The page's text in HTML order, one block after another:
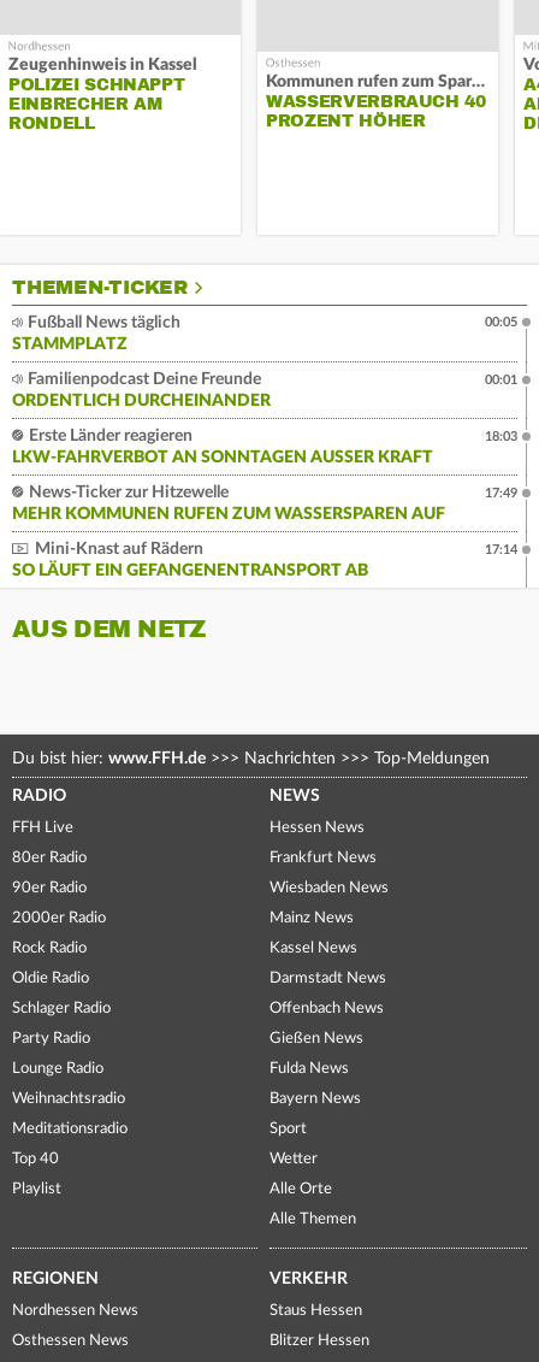
Zeugenhinweis in Kassel
POLIZEI SCHNAPPT
EINBRECHER AM
RONDELL
Kommunen rufen zum Sparen auf
WASSERVERBRAUCH 40
PROZENT HÖHER
THEMEN-TICKER
Fußball News täglich
STAMMPLATZ
00:05
Familienpodcast Deine Freunde
ORDENTLICH DURCHEINANDER
00:01
Erste Länder reagieren
LKW-FAHRVERBOT AN SONNTAGEN AUSSER KRAFT
18:03
News-Ticker zur Hitzewelle
MEHR KOMMUNEN RUFEN ZUM WASSERSPAREN AUF
17:49
Mini-Knast auf Rädern
SO LÄUFT EIN GEFANGENENTRANSPORT AB
17:14
AUS DEM NETZ
Du bist hier: www.FFH.de >>> Nachrichten >>> Top-Meldungen
RADIO
FFH Live
80er Radio
90er Radio
2000er Radio
Rock Radio
Oldie Radio
Schlager Radio
Party Radio
Lounge Radio
Weihnachtsradio
Meditationsradio
Top 40
Playlist
NEWS
Hessen News
Frankfurt News
Wiesbaden News
Mainz News
Kassel News
Darmstadt News
Offenbach News
Gießen News
Fulda News
Bayern News
Sport
Wetter
Alle Orte
Alle Themen
REGIONEN
Nordhessen News
Osthessen News
VERKEHR
Staus Hessen
Blitzer Hessen